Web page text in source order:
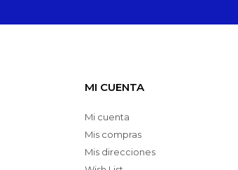
MI CUENTA
Mi cuenta
Mis compras
Mis direcciones